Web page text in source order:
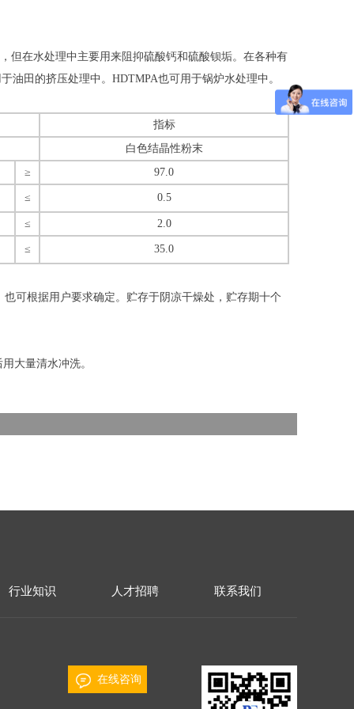
但在水处理中主要用来阻抑硫酸钙和硫酸钡垢。在各种有
油田的挤压处理中。HDTMPA也可用于锅炉水处理中。
指标
白色结晶性粉末
≥
97.0
≤ 0.5
≤ 2.0
≤ 35.0
可根据用户要求确定。贮存于阴凉干燥处，贮存期十个
大量清水冲洗。
行业知识 人才招聘 联系我们
在线咨询